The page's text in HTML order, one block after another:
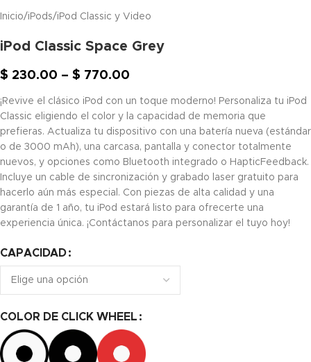
Inicio/iPods/iPod Classic y Video
iPod Classic Space Grey
$ 230.00 – $ 770.00
¡Revive el clásico iPod con un toque moderno! Personaliza tu iPod
Classic eligiendo el color y la capacidad de memoria que
prefieras. Actualiza tu dispositivo con una batería nueva (estándar
o de 3000 mAh), una carcasa, pantalla y conector totalmente
nuevos, y opciones como Bluetooth integrado o HapticFeedback.
Incluye un cable de sincronización y grabado laser gratuito para
hacerlo aún más especial. Con piezas de alta calidad y una
garantía de 1 año, tu iPod estará listo para ofrecerte una
experiencia única. ¡Contáctanos para personalizar el tuyo hoy!
CAPACIDAD
COLOR DE CLICK WHEEL